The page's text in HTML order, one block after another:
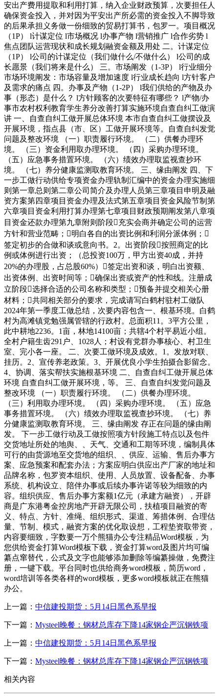
安出产费用提取和利用打算，纳入企业财政预算，次要担任人
确保资金投入，并对因为平安出产所必需的资金投入不脚导致
的后果承担义务做一份细致的贸易打算书，包罗一。项目概况
（1P） l计谋定位 l市场概况 l办事产物 l营销推广 l合作劣势 l
焦点团队运营现状和成长规划融资金额及用处 二。计谋定位
（1P） l公司的计谋定位（我们做什么/不做什么） l公司的成
长愿景（我们将来是什么） 三。市场阐发（1-3P） l行业细分
市场环境阐发：市场容量及增加速度 l行业成长趋向 l方针客户
及需求的痛点 四。办事及产物（1-2P） l我们供给的产物及办
事（形态）是什么？ l方针顾客的次要特征有哪些？ l产物/办
事市农村权利教育学生养分改善打算实施环境自查自纠工做演
讲 一、自查自纠工做开展总体环境 本市自查自纠工做摆设及
开展环境，指点县（市、区）工做开展环境等。自查自纠发觉
问题及整改环境 （一）职责履行环境。 （二）供餐办理环
境。 （三）资金利用取办理环境。 （四）采购办理环境。
（五）应急事务措置环境。 （六）绩效办理取监视查抄环
境。 （七）养分健康监测取教育环境。 三、缘由阐发 四、下
一步工做行动供给专项资金办理轨制汇编中的资金办理实施细
则第一章总则第二章公司简介及办理人员第三章项目申明及融
资方案第四章项目资金办理及法式第五章项目资金风险节制第
六章项目资金利用打算办理第七章项目财政预期阐发第八章项
目资金还款办理第九章附则阶段充实会商并确定公司的运营
方针和营业范畴；明白各自的出资比例和利润分派体例；
签定初步的合做和谈或意向书。2。出资阶段按照商定的比
例或体例进行出资；（总投资100万，甲方出资40成，并持
20%的办理股，占总股60%）签定出资和谈，明白出资额、
出资体例、出资时间等；确保出资或资产的性和线。注册成
立阶段选择合适的公司名称和类型；预备并提交相关心册
材料；共同相关部分的要求，完成请写白鹤村驻村工做队
2024年第一季度工做总结，次要内容包含一、根基环境。白鹤
村为高滩镇党勉强属管辖的行政村。总面积11。3平方公里，
此中耕地2236。1亩，林地14100亩；共辖4个村平易近小组。
全村户籍生齿291户、1028人；村设有党群办事核心、村卫生
室、完小各一座。 二、次要工做环境及成效。1。发放对联、
挂历。2、宣传养老政策。3、开展优良小学生拍摄合影留念。
4、协调、落实帮扶实施根基环境 二、自查自纠工做开展总体
环境 自查自纠工做开展环境，等。 三、自查自纠发觉问题及
整改环境 （一）职责履行环境。 （二）供餐办理环境。
（三）利用取办理环境。 （四）采购办理环境。 （五）应急
事务措置环境。 （六）绩效办理取监视查抄环境。 （七）养
分健康监测取教育环境。 三、缘由阐发 存正在问题的缘由阐
发。 下一步工做行动及工做按照项方针段施工特点以及包件
交货地址所处的地舆、、天气、交通和工期等环境，编制具体
可行的由货源地至交货地的组织、、供应、运输、售后办事方
案、应急预案和配套办法；方案应明白供应出产厂家的地址和
品牌名称，包罗资本组织、使用、人员放置、设备配备、办事
系统、机构设立、陪伴办事或后续办事许诺等较为细致的内
容。组织供应、售后办事方案额1亿元（承建方融资），开辟
商是广东港粤金控房地产开辟无限公司，扶植项目融资的寄
义、特点、方针、准绳、组织形式、渠道、筹措体例、合理估
量、节制、模式，融资方案的优化取设想，工程垫资取带资，
内容要细致，字数要一万个熊猫办公专注精品Word模板，为
您供给资金打算Word模板下载，资金打算word及图片均可编
纂点窜替代，公式及文字也能够添加删除等编纂操做，免费注
册，一键下载。平台同时也供给商务word模板，简历word，
word培训等各类各样的word模板，更多word模板就正在熊猫
办公。
上一篇： 中信建投期货：5月14日黑色系早报
下一篇： Mysteel晚餐：钢材总库存下降14家钢企严沉钢铁项
上一篇： 中信建投期货：5月14日黑色系早报
下一篇： Mysteel晚餐：钢材总库存下降14家钢企严沉钢铁项
相关内容